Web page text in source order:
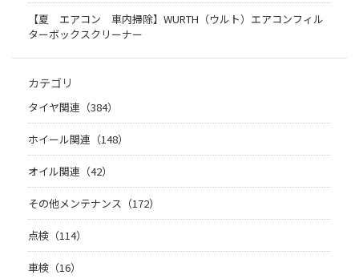
【夏 エアコン 車内掃除】WURTH（ウルト）エアコンフィル
ターボックスクリーナー
カテゴリ
タイヤ関連（384）
ホイール関連（148）
オイル関連（42）
その他メンテナンス（172）
点検（114）
車検（16）